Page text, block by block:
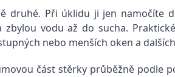
druhé. Při úklidu ji jen namočíte
vodu až do sucha.
nebo menších oken a
část stěrky průběžně podle